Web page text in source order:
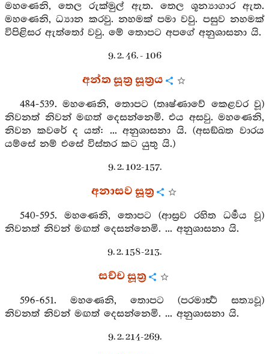
මහණෙනි, තෙල රුක්මුල් ඇත. තෙල ශූන්‍යාගාර ඇත.
මහණෙනි, ධ්‍යාන කරවු. නහමක් පමා වවු. පසුව නහමක්
විපිළිසර ඇත්තෝ වවු. මේ තොපට අපගේ අනුශාසනා යි.
9. 2. 46. - 106
අන්ත සූත්‍ර සූත්‍රය
484-539. මහණෙනි, තොපට (තෘෂ්ණාවේ කෙළවර වූ)
නිවනත් නිවන් මඟත් දෙසන්නෙමි. එය අසවු. මහණෙනි,
නිවන කවරේ ද යත්: ... අනුශාසනා යි. (අසඞ්ඛත වාරය
යම්සේ නම් එසේ විස්තර කට යුතු යි.)
9. 2. 102-157.
අනාසව සූත්‍ර
540-595. මහණෙනි, තොපට (ආස්‍රව රහිත ධර්‍මය වූ)
නිවනත් නිවන් මඟත් දෙසන්නෙමි. ... අනුශාසනා යි.
9. 2. 158-213.
සච්ච සූත්‍ර
596-651. මහණෙනි, තොපට (පරමාර්‍ත්‍ථ සත්‍යවූ)
නිවනත් නිවන් මඟත් දෙසන්නෙමි. ... අනුශාසනා යි.
9. 2. 214-269.